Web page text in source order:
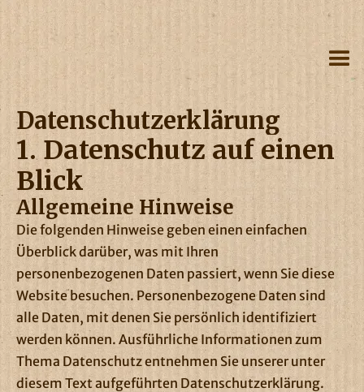
Datenschutz­erklärung
1. Datenschutz auf einen
Blick
Allgemeine Hinweise
Die folgenden Hinweise geben einen einfachen
Überblick darüber, was mit Ihren
personenbezogenen Daten passiert, wenn Sie diese
Website besuchen. Personenbezogene Daten sind
alle Daten, mit denen Sie persönlich identifiziert
werden können. Ausführliche Informationen zum
Thema Datenschutz entnehmen Sie unserer unter
diesem Text aufgeführten Datenschutzerklärung.